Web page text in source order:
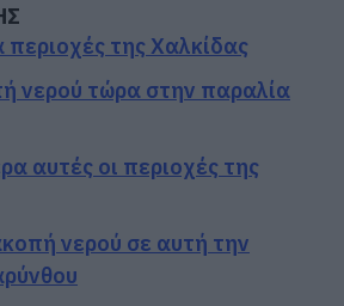
της Χαλκίδας
νερού τώρα στην παραλία
αυτές οι περιοχές της
νερού σε αυτή την